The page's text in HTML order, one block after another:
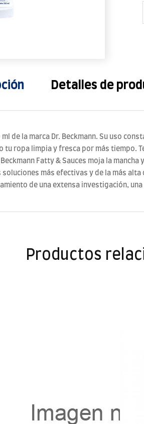
Detalles de
de la marca Dr. Beckmann. Su uso
tu ropa limpia y fresca por más tiempo.
Fatty & Sauces moja la
más efectivas y de la más
de una extensa investigación,
Productos